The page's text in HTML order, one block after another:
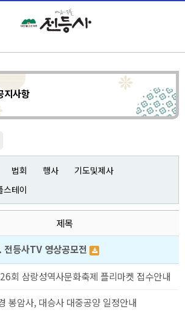
지사항
법회 행사
기도및제사
스테이
제목
전등사TV 영상공모전
회 삼랑성역사문화축제 플리마켓 접수안내
봉암사, 대승사 대중공양 일정안내